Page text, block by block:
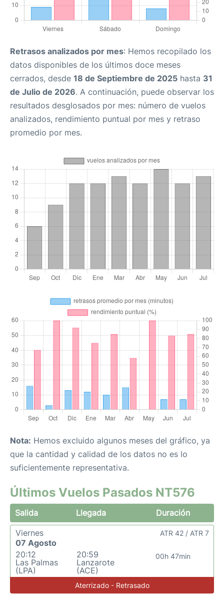
Retrasos analizados por mes: Hemos recopilado los
datos disponibles de los últimos doce meses
cerrados, desde 18 de Septiembre de 2025 hasta 31
de Julio de 2026. A continuación, puede observar los
resultados desglosados por mes: número de vuelos
analizados, rendimiento puntual por mes y retraso
promedio por mes.
Nota: Hemos excluido algunos meses del gráfico, ya
que la cantidad y calidad de los datos no es lo
suficientemente representativa.
Últimos Vuelos Pasados NT576
Salida Llegada
Duración
Viernes
07 Agosto
20:12
Las Palmas
(LPA)
20:59
Lanzarote
(ACE)
00h 47min
ATR 42 / ATR 7
Aterrizado - Retrasado